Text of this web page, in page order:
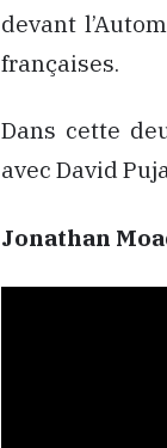
devant
françaises.
Dans cette
avec David
Jonathan